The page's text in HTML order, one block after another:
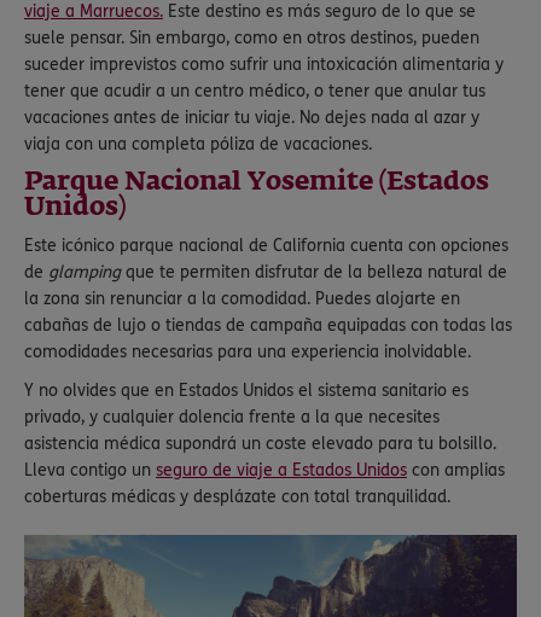
viaje a Marruecos. Este destino es más seguro de lo que se
suele pensar. Sin embargo, como en otros destinos, pueden
suceder imprevistos como sufrir una intoxicación alimentaria y
tener que acudir a un centro médico, o tener que anular tus
vacaciones antes de iniciar tu viaje. No dejes nada al azar y
viaja con una completa póliza de vacaciones.
Parque Nacional Yosemite (Estados
Unidos)
Este icónico parque nacional de California cuenta con opciones
de glampingque te permiten disfrutar de la belleza natural de
la zona sin renunciar a la comodidad. Puedes alojarte en
cabañas de lujo o tiendas de campaña equipadas con todas las
comodidades necesarias para una experiencia inolvidable.
Y no olvides que en Estados Unidos el sistema sanitario es
privado, y cualquier dolencia frente a la que necesites
asistencia médica supondrá un coste elevado para tu bolsillo.
Lleva contigo un seguro de viaje a Estados Unidos con amplias
coberturas médicas y desplázate con total tranquilidad.